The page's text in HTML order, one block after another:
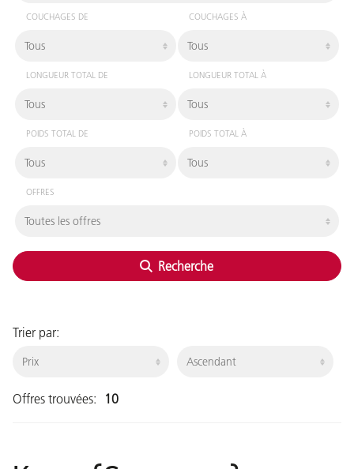
COUCHAGES DE COUCHAGES À
LONGUEUR TOTAL DE LONGUEUR TOTAL À
POIDS TOTAL DE POIDS TOTAL À
OFFRES
Recherche
Trier par:
Offres trouvées: 10